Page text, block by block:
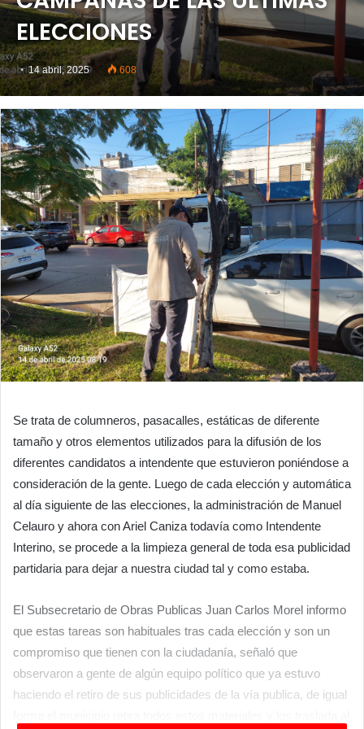
ELECCIONES
14 abril, 2025 608
Se trata de columneros, pasacalles, estáticas de diferente
tamaño y otros elementos utilizados para la difusión de los
diferentes candidatos a intendente que estuvieron poniéndose a
consideración de la gente. Luego de cada elección y automática
al día siguiente de las elecciones, la administración de Manuel
Celauro y ahora con Ariel Caniza todavía como Intendente
Interino, se procede a la limpieza general de toda esa publicidad
partidaria para dejar a nuestra ciudad tal y como estaba.
El Subsecretario de Obras Publicas Juan Carlos Morel informo
que estas tareas son habituales tras cada elección y son un
compromiso que tienen con la ciudadanía, señaló que
observaron a gente de algún equipo político que ya estuvo
haciendo el retiro de sus publicidades de la vía publica, de igual